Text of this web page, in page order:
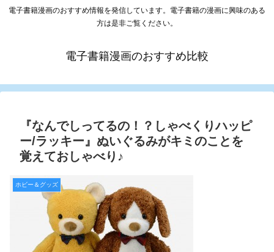
電子書籍漫画のおすすめ情報を発信しています。電子書籍の漫画に興味のある
方は是非ご覧ください。
電子書籍漫画のおすすめ比較
『なんでしってるの！？しゃべくりハッピ
ー/ラッキー』ぬいぐるみがキミのことを
覚えておしゃべり♪
ホビー＆グッズ